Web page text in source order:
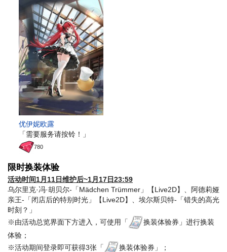
优伊妮欧露
「需要服务请按铃！」
780
限时换装体验
活动时间1月11日维护后~1月17日23:59
乌尔里克·冯·胡贝尔-「Mädchen Trümmer」【Live2D】、阿德莉娅
亲王-「闭店后的特别时光」【Live2D】、埃尔斯贝特-「错失的高光
时刻？」
※由活动总览界面下方进入，可使用「
换装体验券」进行换装
体验；
※活动期间登录即可获得3张「
换装体验券」；